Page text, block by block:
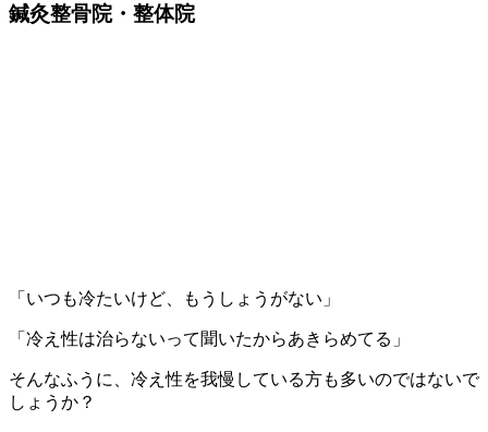
鍼灸整骨院・整体院
「いつも冷たいけど、もうしょうがない」
「冷え性は治らないって聞いたからあきらめてる」
そんなふうに、冷え性を我慢している方も多いのではないで
しょうか？